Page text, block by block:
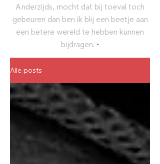
Anderzijds, mocht dat bij toeval toch
gebeuren dan ben ik blij een beetje aan
een betere wereld te hebben kunnen
bijdragen. •
Alle posts